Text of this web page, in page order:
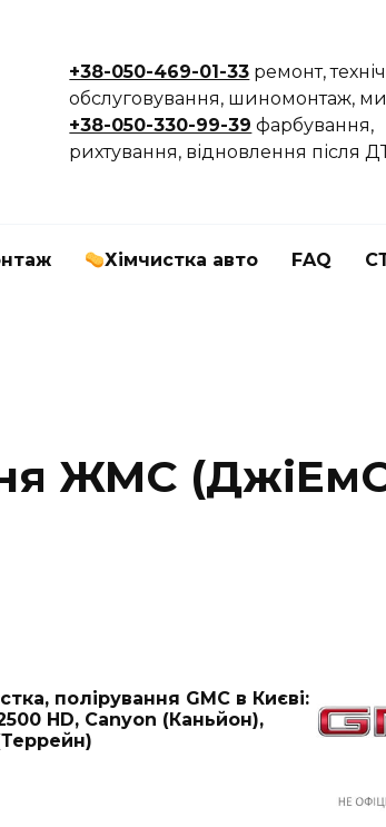
+38-050-469-01-33 ремонт,
обслуговування, шиномонтаж,
+38-050-330-99-39 фарбування,
рихтування, відновлення після
Хімчистка авто FAQ
ЖМС
полірування GMC в Києві:
HD, Canyon (Каньйон),